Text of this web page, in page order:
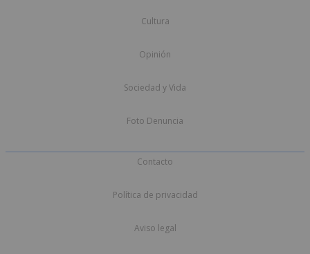
Cultura
Opinión
Sociedad y Vida
Foto Denuncia
Contacto
Política de privacidad
Aviso legal